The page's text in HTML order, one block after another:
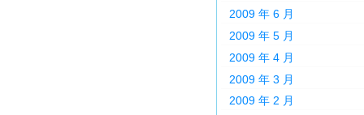
2009 年 6 月
2009 年 5 月
2009 年 4 月
2009 年 3 月
2009 年 2 月